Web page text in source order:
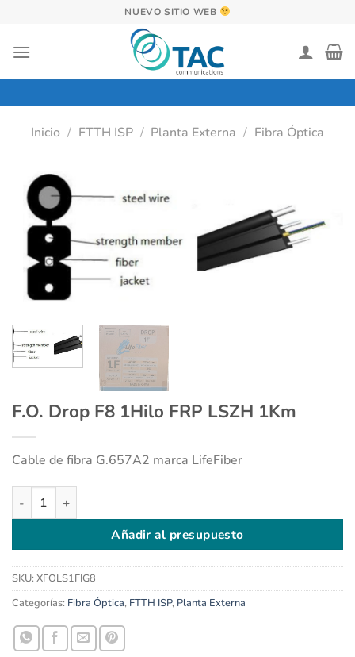
contenido
NUEVO SITIO WEB
Inicio / FTTH ISP / Planta Externa / Fibra Óptica
F.O. Drop F8 1Hilo FRP LSZH 1Km
Cable de fibra G.657A2 marca LifeFiber
F.O. Drop F8 1Hilo FRP LSZH 1Km cantidad
Añadir al presupuesto
SKU: XFOLS1FIG8
Categorías: Fibra Óptica, FTTH ISP, Planta Externa